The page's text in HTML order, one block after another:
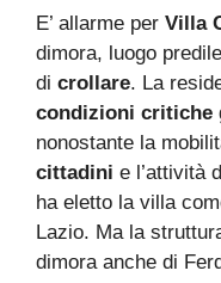
E’ allarme per Villa
dimora, luogo
di crollare. La
condizioni critiche
nonostante la
cittadini e l’attività
ha eletto la villa
Lazio. Ma la
dimora anche di